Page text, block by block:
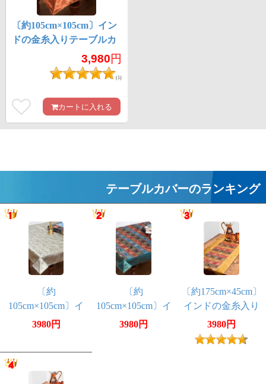
〔約105cm×105cm〕イン
ドの金糸入りテーブルカ
バー -オレンジ×マルチカ
3,980円
(1)
カートに入れる
テーブルカバーのランキング
〔約
105cm×105cm〕イ
ンドの金糸入りテ
3980円
〔約
105cm×105cm〕イ
ンドの金糸入りテ
3980円
〔約175cm×45cm〕
インドの金糸入り
テーブルランナー
- ゴールド×マル
3980円